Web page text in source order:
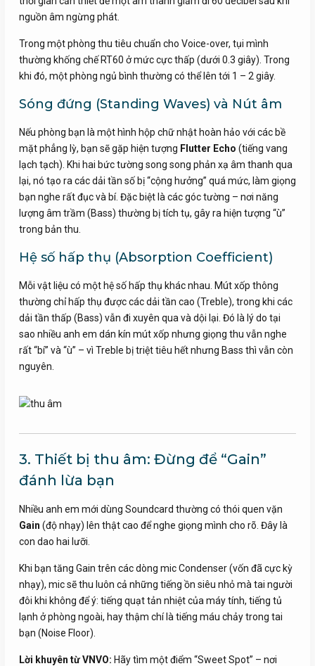
nguồn âm ngừng phát.
Trong một phòng thu tiêu chuẩn cho Voice-over, tụi mình
thường khống chế RT60 ở mức cực thấp (dưới 0.3 giây). Trong
khi đó, một phòng ngủ bình thường có thể lên tới 1 – 2 giây.
Sóng đứng (Standing Waves) và Nút âm
Nếu phòng bạn là một hình hộp chữ nhật hoàn hảo với các bề
mặt phẳng lỳ, bạn sẽ gặp hiện tượng Flutter Echo (tiếng vang
lạch tạch). Khi hai bức tường song song phản xạ âm thanh qua
lại, nó tạo ra các dải tần số bị “cộng hưởng” quá mức, làm giọng
bạn nghe rất đục và bí. Đặc biệt là các góc tường – nơi năng
lượng âm trầm (Bass) thường bị tích tụ, gây ra hiện tượng “ù”
trong bản thu.
Hệ số hấp thụ (Absorption Coefficient)
Mỗi vật liệu có một hệ số hấp thụ khác nhau. Mút xốp thông
thường chỉ hấp thụ được các dải tần cao (Treble), trong khi các
dải tần thấp (Bass) vẫn đi xuyên qua và dội lại. Đó là lý do tại
sao nhiều anh em dán kín mút xốp nhưng giọng thu vẫn nghe
rất “bí” và “ù” – vì Treble bị triệt tiêu hết nhưng Bass thì vẫn còn
nguyên.
3. Thiết bị thu âm: Đừng để “Gain”
đánh lừa bạn
Nhiều anh em mới dùng Soundcard thường có thói quen vặn
Gain (độ nhạy) lên thật cao để nghe giọng mình cho rõ. Đây là
con dao hai lưỡi.
Khi bạn tăng Gain trên các dòng mic Condenser (vốn đã cực kỳ
nhạy), mic sẽ thu luôn cả những tiếng ồn siêu nhỏ mà tai người
đôi khi không để ý: tiếng quạt tản nhiệt của máy tính, tiếng tủ
lạnh ở phòng ngoài, hay thậm chí là tiếng máu chảy trong tai
bạn (Noise Floor).
Lời khuyên từ VNVO: Hãy tìm một điểm “Sweet Spot” – nơi